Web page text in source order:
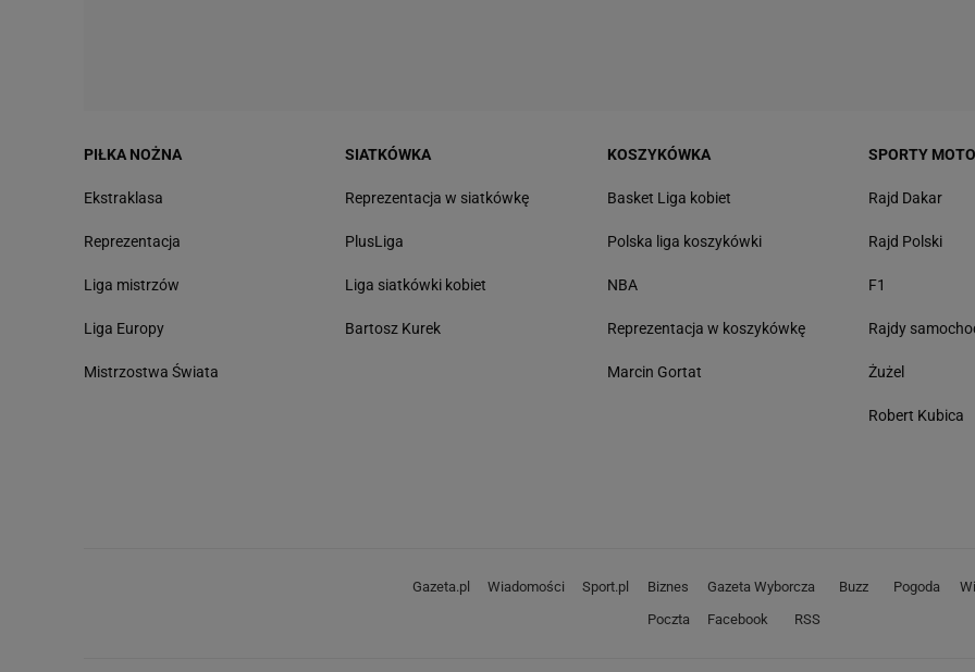
PIŁKA NOŻNA
Ekstraklasa
Reprezentacja
Liga mistrzów
Liga Europy
Mistrzostwa Świata
SIATKÓWKA
Reprezentacja w siatkówkę
PlusLiga
Liga siatkówki kobiet
Bartosz Kurek
KOSZYKÓWKA
Basket Liga kobiet
Polska liga koszykówki
NBA
Reprezentacja w koszykówkę
Marcin Gortat
SPORTY
Rajd Dakar
Rajd Polski
F1
Rajdy
Żużel
Robert Kubica
Gazeta.pl Wiadomości Sport.pl Biznes Gazeta Wyborcza Buzz Pogoda
Poczta
Facebook RSS